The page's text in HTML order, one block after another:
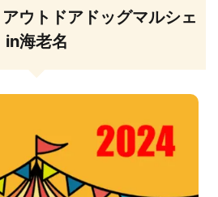
ウトドアドッグマルシェ
in海老名